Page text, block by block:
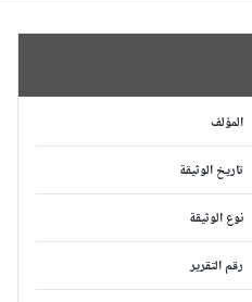
المؤلف
تاريخ الوثيقة
نوع الوثيقة
رقم التقرير